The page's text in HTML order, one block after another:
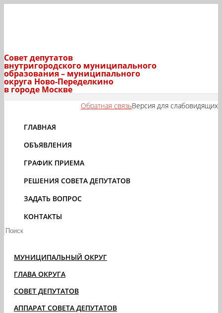
Совет депутатов
внутригородского муниципального
образования – муниципального
округа Ново-Переделкино
в городе Москве
Версия для слабовидящих
Обратная связь
ГЛАВНАЯ
ОБЪЯВЛЕНИЯ
ГРАФИК ПРИЕМА
РЕШЕНИЯ СОВЕТА ДЕПУТАТОВ
ЗАДАТЬ ВОПРОС
КОНТАКТЫ
МУНИЦИПАЛЬНЫЙ ОКРУГ
ГЛАВА ОКРУГА
СОВЕТ ДЕПУТАТОВ
АППАРАТ СОВЕТА ДЕПУТАТОВ